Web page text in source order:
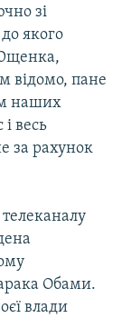
зі
якого
відомо, пане
наших
весь
за рахунок
Обами.
влади